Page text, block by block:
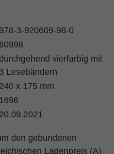
978-3-920609-98-0
60998
durchgehend vierfarbig mit
3 Lesebändern
240 x 175 mm
1696
20.09.2021
den gebundenen
Ladenpreis (A)